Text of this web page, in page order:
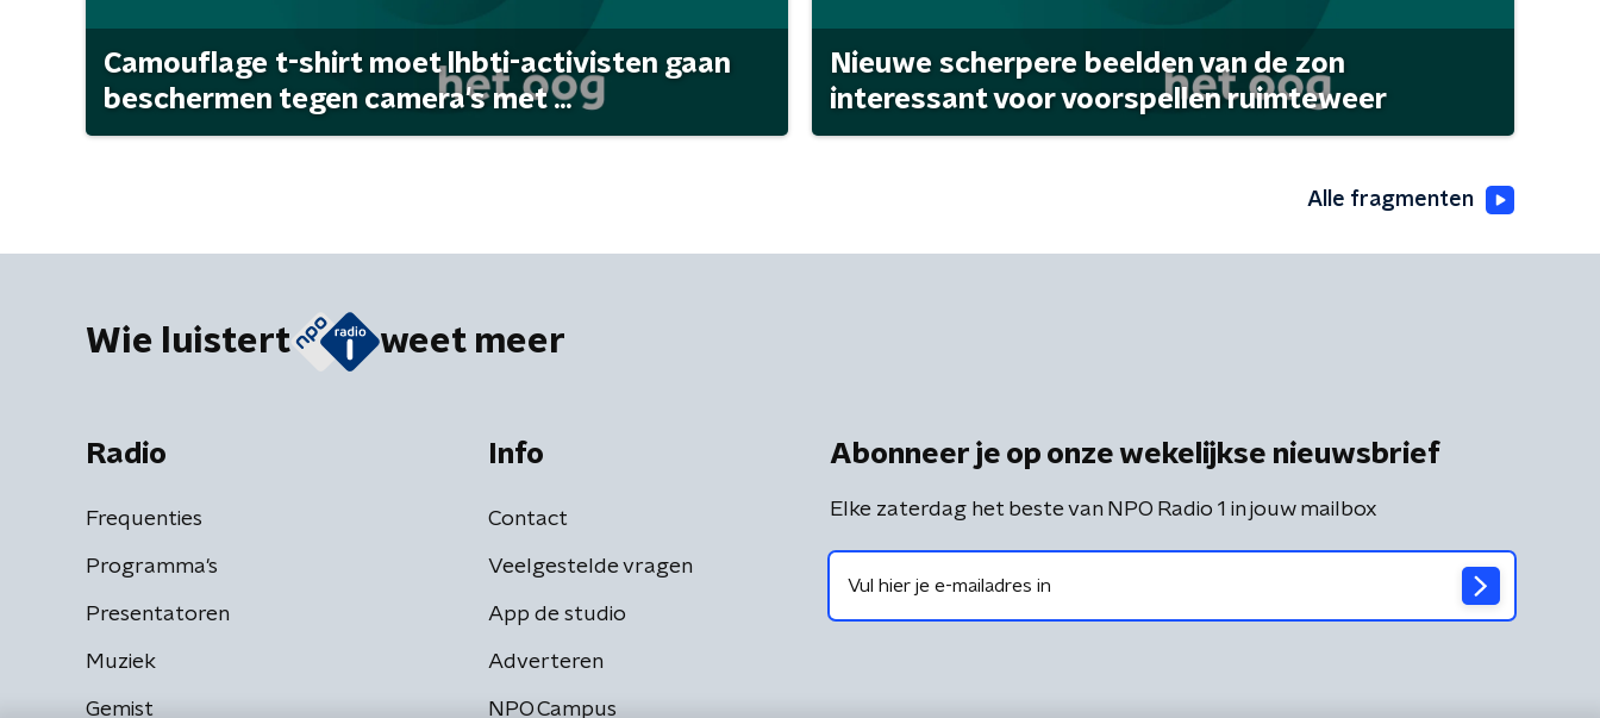
Camouflage t-shirt moet lhbti-activisten gaan
beschermen tegen camera's met ...
Nieuwe scherpere beelden van de zon
interessant voor voorspellen ruimteweer
Alle fragmenten
Wie luistert weet meer
Radio
Frequenties
Programma's
Presentatoren
Muziek
Gemist
Info
Contact
Veelgestelde vragen
App de studio
Adverteren
NPO Campus
Abonneer je op onze wekelijkse nieuwsbrief
Elke zaterdag het beste van NPO Radio 1 in jouw mailbox